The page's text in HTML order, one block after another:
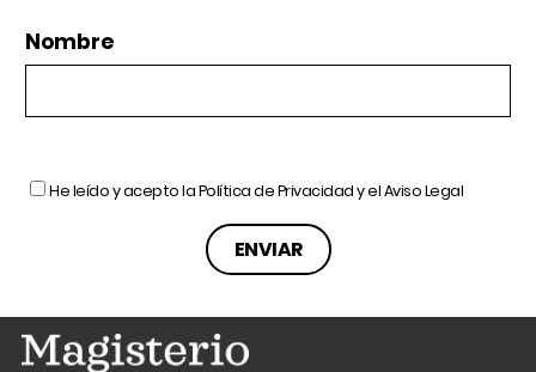
Nombre
He leído y acepto laPolítica de Privacidady elAviso Legal